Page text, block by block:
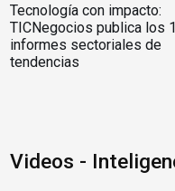
Tecnología con impacto:
TICNegocios publica los
informes sectoriales de
tendencias
Videos -